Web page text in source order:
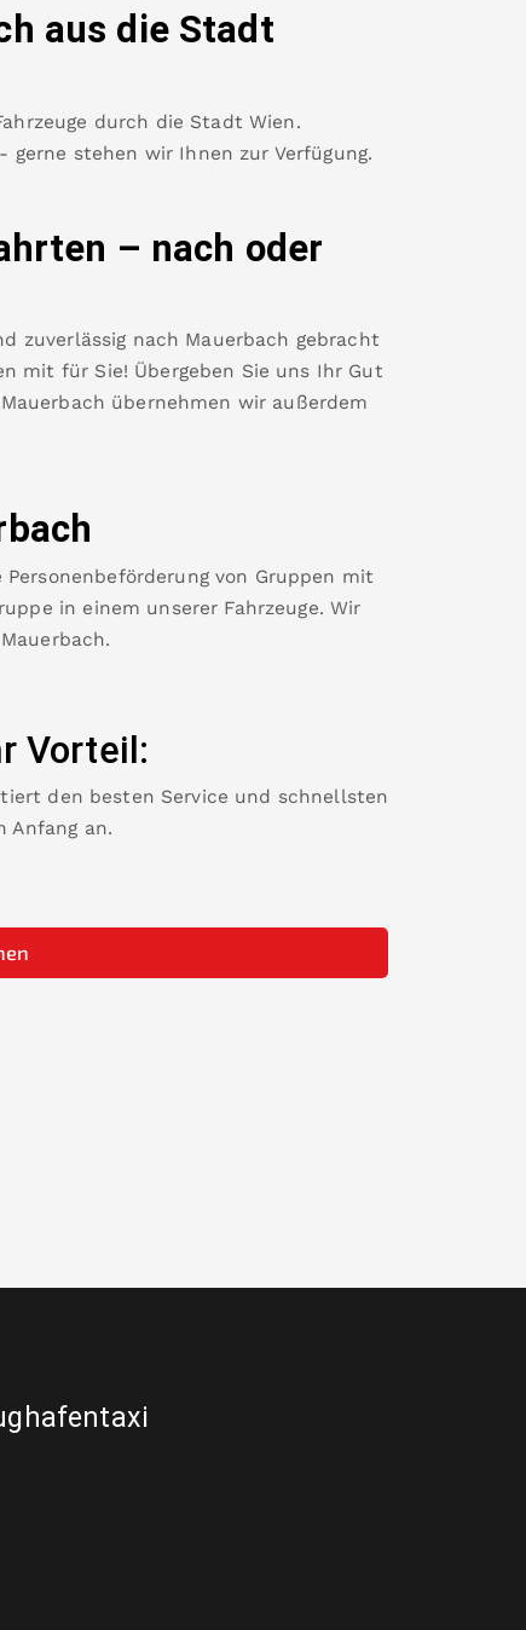
aus die Stadt
durch die Stadt Wien.
stehen wir Ihnen zur Verfügung.
– nach oder
zuverlässig nach Mauerbach gebracht
mit für Sie! Übergeben Sie uns Ihr Gut
Mauerbach übernehmen wir außerdem
von Gruppen mit
in einem unserer Fahrzeuge. Wir
Mauerbach.
Vorteil:
den besten Service und schnellsten
Anfang an.